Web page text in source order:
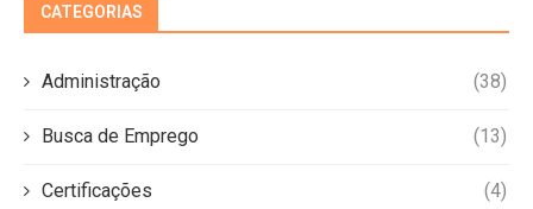
CATEGORIAS
Administração (38)
Busca de Emprego (13)
Certificações (4)